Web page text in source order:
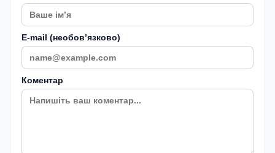
E-mail (необовʼязково)
Коментар